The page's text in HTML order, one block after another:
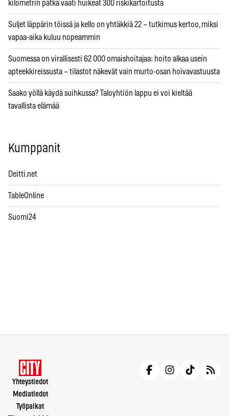
kilometrin pätkä vaati huikeat 300 riskikartoitusta
Suljet läppärin töissä ja kello on yhtäkkiä 22 – tutkimus kertoo, miksi
vapaa-aika kuluu nopeammin
Suomessa on virallisesti 62 000 omaishoitajaa: hoito alkaa usein
apteekkireissusta – tilastot näkevät vain murto-osan hoivavastuusta
Saako yöllä käydä suihkussa? Taloyhtiön lappu ei voi kieltää
tavallista elämää
Kumppanit
Deitti.net
TableOnline
Suomi24
Yhteystiedot
Mediatiedot
Työpaikat